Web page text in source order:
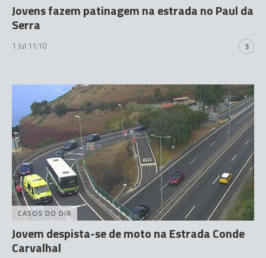
Jovens fazem patinagem na estrada no Paul da
Serra
1 Jul 11:10 3
CASOS DO DIA
Jovem despista-se de moto na Estrada Conde
Carvalhal